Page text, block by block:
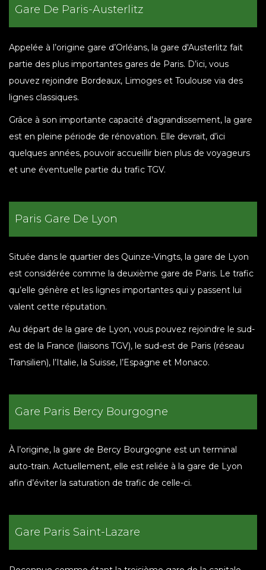
Gare De Paris-Austerlitz
Appelée à l’origine gare d’Orléans, la gare d'Austerlitz fait
partie des plus importantes gares de Paris. D’ici, vous
pouvez rejoindre Bordeaux, Limoges et Toulouse via des
lignes classiques.
Grâce à son importante capacité d'agrandissement, la gare
est en pleine période de rénovation. Elle devrait, d’ici
quelques années, pouvoir accueillir bien plus de voyageurs
et une éventuelle partie du trafic TGV.
Paris Gare De Lyon
Située dans le quartier des Quinze-Vingts, la gare de Lyon
est considérée comme la deuxième gare de Paris. Le trafic
qu’elle génère et les lignes importantes qui y passent lui
valent cette réputation.
Au départ de la gare de Lyon, vous pouvez rejoindre le sud-
est de la France (liaisons TGV), le sud-est de Paris (réseau
Transilien), l’Italie, la Suisse, l’Espagne et Monaco.
Gare Paris Bercy Bourgogne
À l’origine, la gare de Bercy Bourgogne est un terminal
auto-train. Actuellement, elle est reliée à la gare de Lyon
afin d’éviter la saturation de trafic de celle-ci.
Gare Paris Saint-Lazare